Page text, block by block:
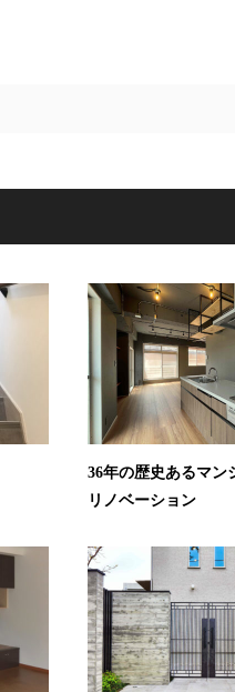
36年の歴史あるマン
リノベーション